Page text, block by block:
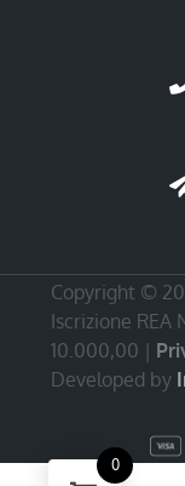
Copyright ©
Iscrizione REA
10.000,00 |
Developed by
0